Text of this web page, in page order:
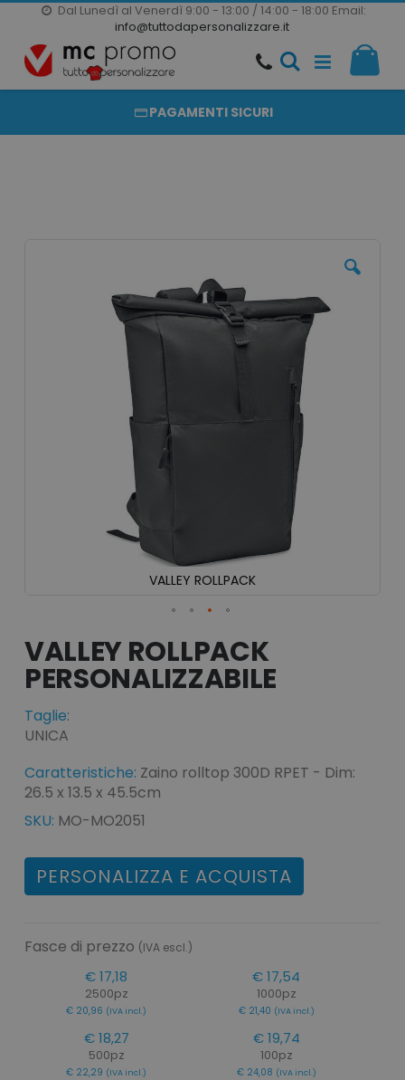
Dal Lunedì al Venerdì 9:00 - 13:00 / 14:00 - 18:00 Email:
info@tuttodapersonalizzare.it
Salta
al
contenuto
20000 PRODOTTI
PRODOTTI COMPLETAMENTE PERSONALIZZABILI
PAGAMENTI SICURI
VALLEY ROLLPACK
all'inizio
della
galleria
di
VALLEY ROLLPACK
Taglie:
UNICA
Caratteristiche: Zaino rolltop 300D RPET - Dim:
26.5 x 13.5 x 45.5cm
SKU: MO-MO2051
PERSONALIZZA E ACQUISTA
Fasce di prezzo (IVA escl.)
€ 17,18
2500pz
€ 20,96 (IVA incl.)
€ 17,54
1000pz
€ 21,40 (IVA incl.)
€ 18,27
500pz
€ 22,29 (IVA incl.)
€ 19,74
100pz
€ 24,08 (IVA incl.)